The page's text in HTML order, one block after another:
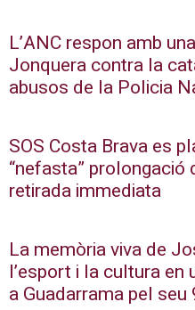
L’ANC respon amb
Jonquera contra la
abusos de la Policia
SOS Costa Brava es
“nefasta” prolongació
retirada immediata
La memòria viva de
l’esport i la cultura en
a Guadarrama pel seu